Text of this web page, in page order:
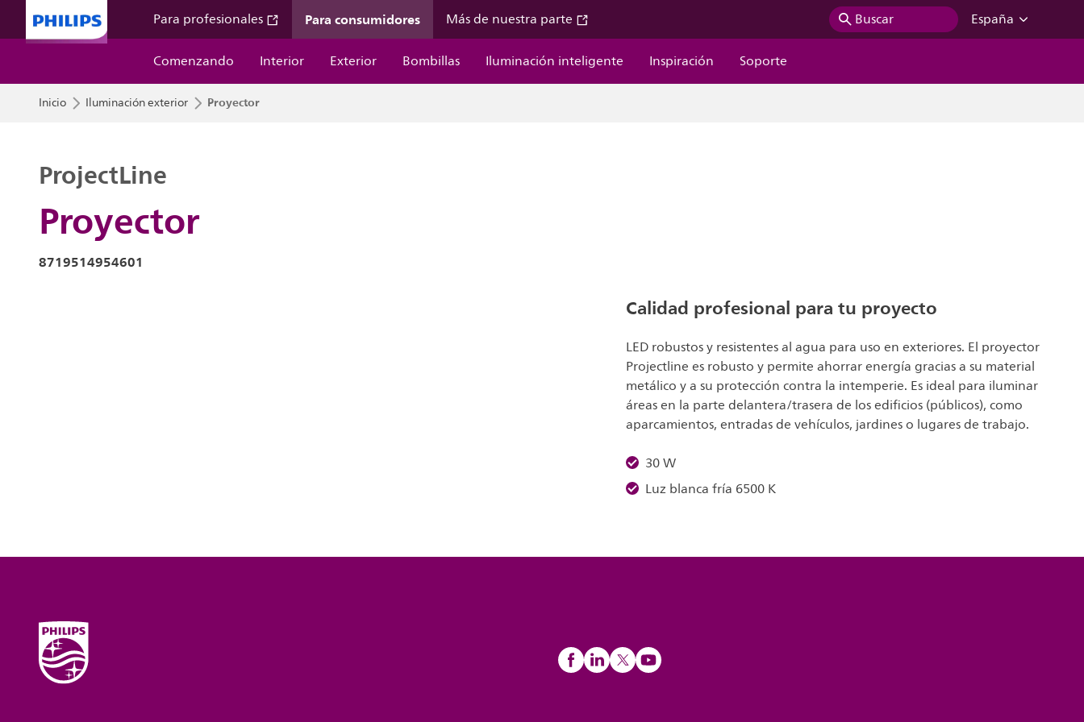
Para profesionales Para consumidores Más de nuestra parte Buscar
España
Comenzando
Interior Exterior Bombillas Iluminación inteligente Inspiración Soporte
Inicio Iluminación exterior Proyector
Proyector
ProjectLine
8719514954601
Calidad profesional para tu proyecto
LED robustos y resistentes al agua para uso en exteriores. El proyector
Projectline es robusto y permite ahorrar energía gracias a su material
metálico y a su protección contra la intemperie. Es ideal para iluminar
áreas en la parte delantera/trasera de los edificios (públicos), como
aparcamientos, entradas de vehículos, jardines o lugares de trabajo.
30 W
Luz blanca fría 6500 K